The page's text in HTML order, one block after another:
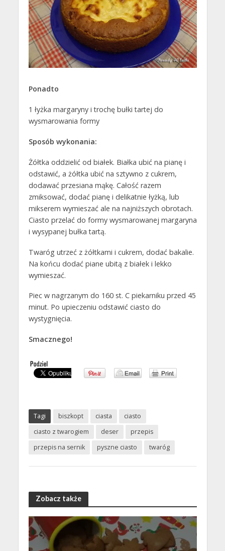
Ponadto
1 łyżka margaryny i trochę bułki tartej do
wysmarowania formy
Sposób wykonania:
Żółtka oddzielić od białek. Białka ubić na pianę i
odstawić, a żółtka ubić na sztywno z cukrem,
dodawać przesiana mąkę. Całość razem
zmiksować, dodać pianę i delikatnie łyżką, lub
mikserem wymieszać ale na najniższych obrotach.
Ciasto przelać do formy wysmarowanej margaryna
i wysypanej bułka tartą.
Twaróg utrzeć z żółtkami i cukrem, dodać bakalie.
Na końcu dodać piane ubitą z białek i lekko
wymieszać.
Piec w nagrzanym do 160 st. C piekarniku przed 45
minut. Po upieczeniu odstawić ciasto do
wystygnięcia.
Smacznego!
Tagi biszkopt ciasta
ciasto
ciasto z twarogiem
deser
przepis
przepis na sernik
pyszne ciasto twaróg
Zobacz także